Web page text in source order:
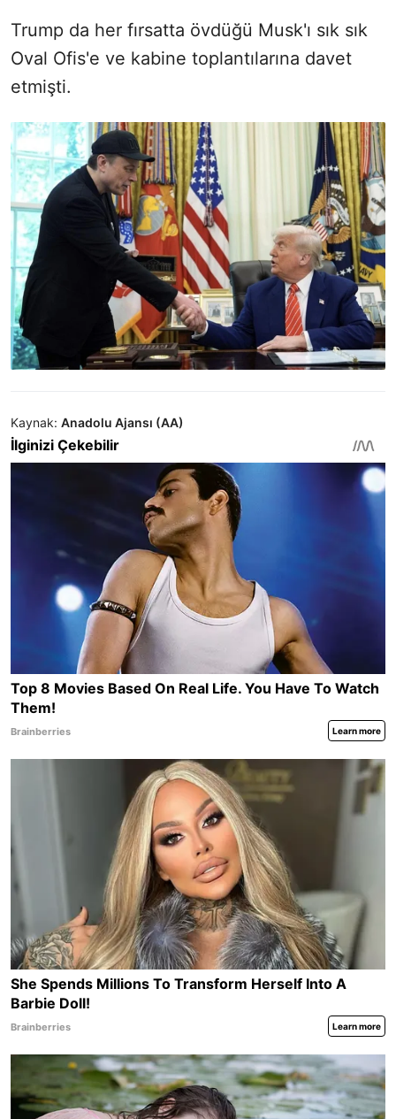
Trump da her fırsatta övdüğü Musk'ı sık sık
Oval Ofis'e ve kabine toplantılarına davet
etmişti.
Kaynak: Anadolu Ajansı (AA)